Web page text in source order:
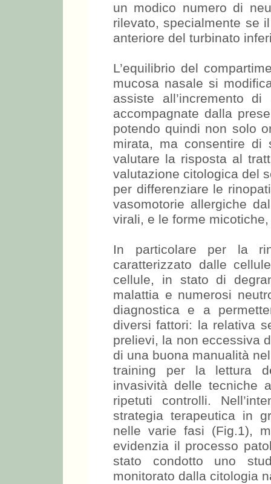
un modico numero di
rilevato, specialmente se
anteriore del turbinato
L’equilibrio del
mucosa nasale si
assiste all’incremento
accompagnate dalla
potendo quindi non solo
mirata, ma consentire di
valutare la risposta al
valutazione citologica del
per differenziare le
vasomotorie allergiche
virali, e le forme
In particolare per la
caratterizzato dalle
cellule, in stato di
malattia e numerosi
diagnostica e a
diversi fattori: la relativa
prelievi, la non eccessiva
di una buona manualità
training per la lettura
invasività delle tecniche
ripetuti controlli.
strategia terapeutica in
nelle varie fasi (Fig.1),
evidenzia il processo
stato condotto uno
monitorato dalla citologia